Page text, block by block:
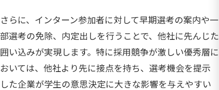
さらに、インターン参加者に対して早期選考の案内や一
部選考の免除、内定出しを行うことで、他社に先んじた
囲い込みが実現します。特に採用競争が激しい優秀層に
おいては、他社より先に接点を持ち、選考機会を提示
した企業が学生の意思決定に大きな影響を与えやすい